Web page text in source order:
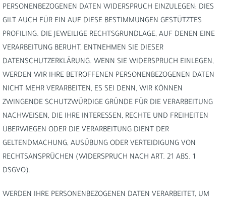
PERSONENBEZOGENEN DATEN WIDERSPRUCH EINZULEGEN; DIES
GILT AUCH FÜR EIN AUF DIESE BESTIMMUNGEN GESTÜTZTES
PROFILING. DIE JEWEILIGE RECHTSGRUNDLAGE, AUF DENEN EINE
VERARBEITUNG BERUHT, ENTNEHMEN SIE DIESER
DATENSCHUTZERKLÄRUNG. WENN SIE WIDERSPRUCH EINLEGEN,
WERDEN WIR IHRE BETROFFENEN PERSONENBEZOGENEN DATEN
NICHT MEHR VERARBEITEN, ES SEI DENN, WIR KÖNNEN
ZWINGENDE SCHUTZWÜRDIGE GRÜNDE FÜR DIE VERARBEITUNG
NACHWEISEN, DIE IHRE INTERESSEN, RECHTE UND FREIHEITEN
ÜBERWIEGEN ODER DIE VERARBEITUNG DIENT DER
GELTENDMACHUNG, AUSÜBUNG ODER VERTEIDIGUNG VON
RECHTSANSPRÜCHEN (WIDERSPRUCH NACH ART. 21 ABS. 1
DSGVO).
WERDEN IHRE PERSONENBEZOGENEN DATEN VERARBEITET, UM